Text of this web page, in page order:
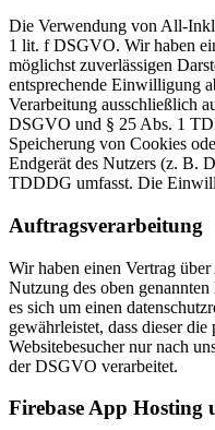
Die Verwendung von All-
1 lit. f DSGVO. Wir haben
möglichst zuverlässigen
entsprechende Einwilligung
Verarbeitung ausschließlich
DSGVO und § 25 Abs. 1
Speicherung von Cookies
Endgerät des Nutzers (z. B.
TDDDG umfasst. Die
Auftragsverarbeitung
Wir haben einen Vertrag
Nutzung des oben
es sich um einen
gewährleistet, dass dieser
Websitebesucher nur nach
der DSGVO verarbeitet.
Firebase App Hosting